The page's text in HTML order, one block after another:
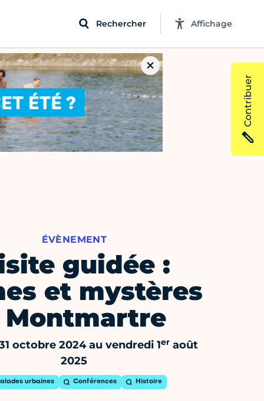
Rechercher Affichage
ÉVÈNEMENT
guidée :
et mystères
Montmartre
octobre 2024 au vendredi 1er août
2025
urbaines Conférences Histoire
Contribuer